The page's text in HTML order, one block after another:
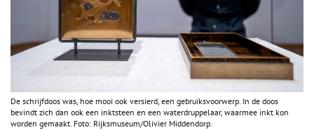
De schrijfdoos was, hoe mooi ook versierd, een gebruiksvoorwerp. In de doos
bevindt zich dan ook een inktsteen en een waterdruppelaar, waarmee inkt kon
worden gemaakt. Foto: Rijksmuseum/Olivier Middendorp.